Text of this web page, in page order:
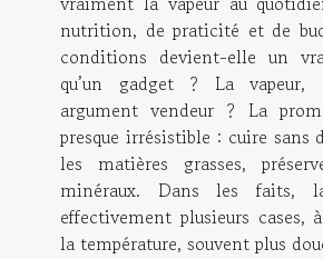
nutrition, de praticité et de
conditions devient-elle un
qu’un gadget ? La
argument vendeur ? La
presque irrésistible : cuire sans
les matières grasses,
minéraux. Dans les faits,
effectivement plusieurs cases,
la température, souvent plus